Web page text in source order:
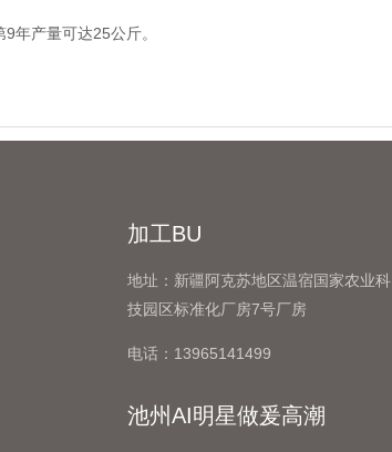
年产量可达25公斤。
加工BU
地址：新疆阿克苏地区温宿国家农业科
技园区标准化厂房7号厂房
电话：13965141499
池州AI明星做爰高潮